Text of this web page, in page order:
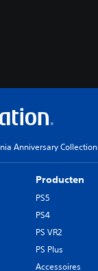
Anniversary Collection
Producten
PS5
PS4
PS VR2
PS Plus
Accessoires